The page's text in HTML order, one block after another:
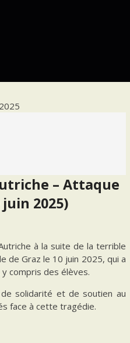
– Attaque
2025)
à la suite de la terrible
de Graz le 10 juin 2025, qui a
compris des élèves.
solidarité et de soutien au
face à cette tragédie.